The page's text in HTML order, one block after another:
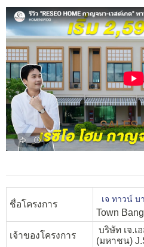
ชื่อโครงการ เจ ทาวน์ บ
Town
เจ้าของโครงการ
บริษัท เจ.เ
(มหาชน)